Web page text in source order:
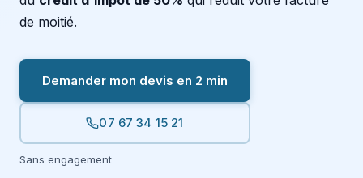
de moitié.
Demander mon devis en 2 min
07 67 34 15 21
Sans engagement